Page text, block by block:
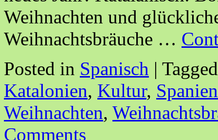
Weihnachten und
Weihnachtsbräuche …
Posted in Spanisch | Tagged
Katalonien, Kultur, Spanien
Weihnachten,
Comments